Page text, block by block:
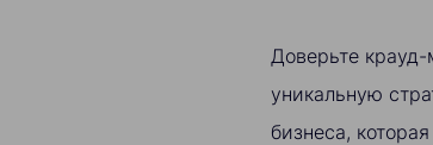
Доверьте
уникальную
бизнеса,